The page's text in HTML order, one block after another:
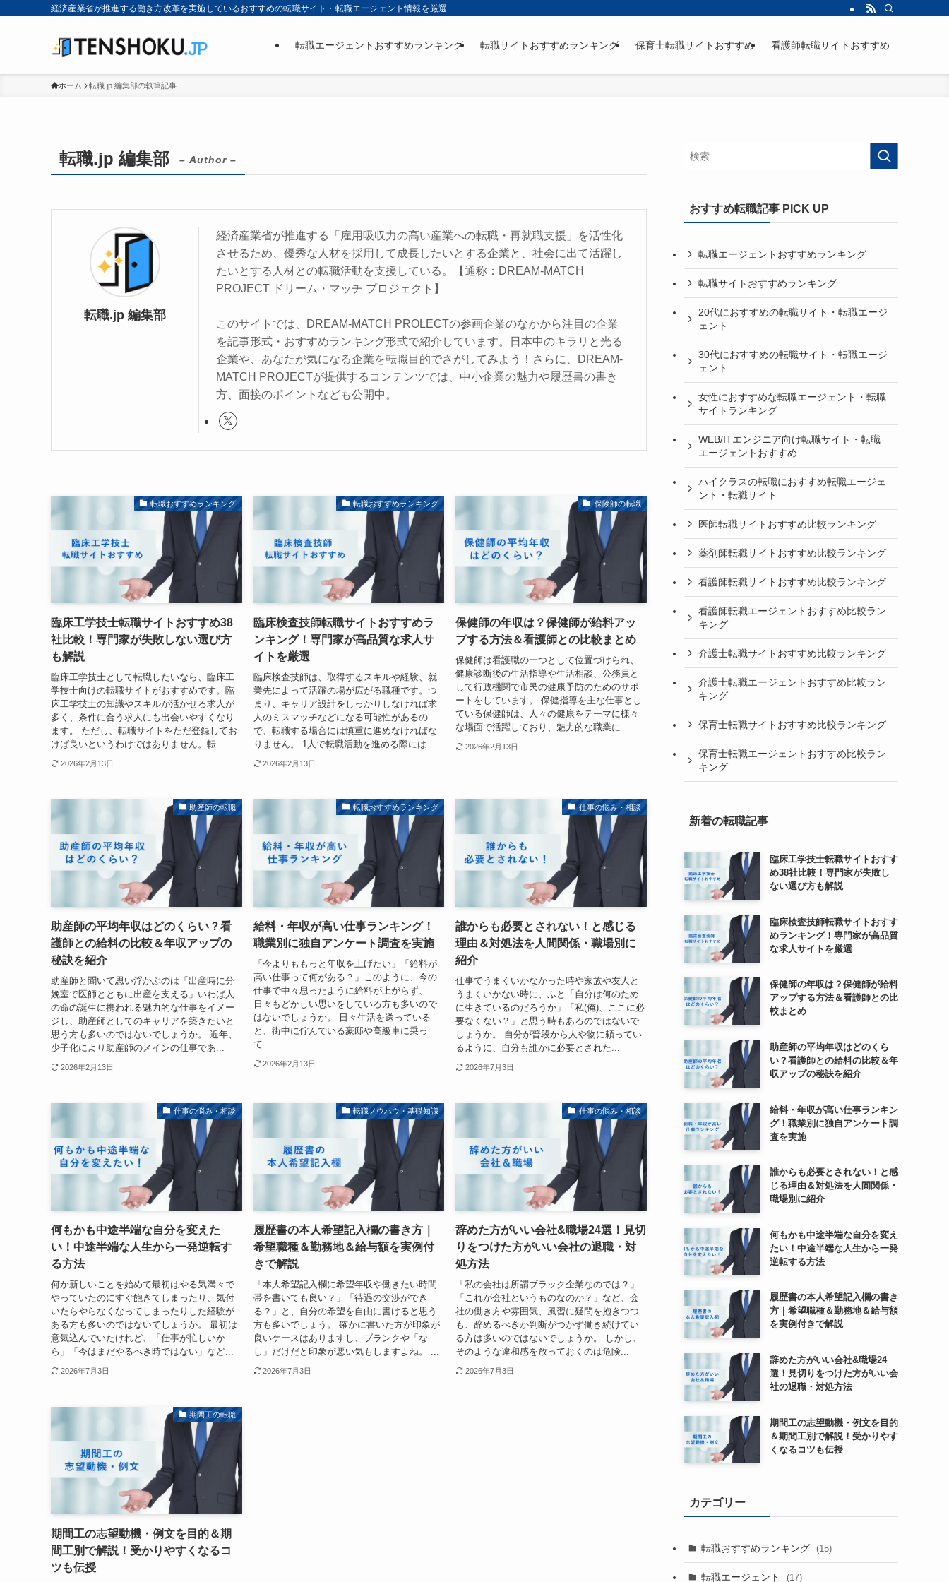
経済産業省が推進する働き方改革を実施しているおすすめの転職サイト・転職エージェント情報を厳選
転職エージェントおすすめランキング 転職サイトおすすめランキング 保育士転職サイトおすすめ 看護師転職サイトおすすめ
ホーム 転職.jp 編集部の執筆記事
転職.jp 編集部 – Author –
転職.jp 編集部
経済産業省が推進する「雇用吸収力の高い産業への転職・再就職支援」を活性化
させるため、優秀な人材を採用して成長したいとする企業と、社会に出て活躍し
たいとする人材との転職活動を支援している。【通称：DREAM-MATCH
PROJECT ドリーム・マッチ プロジェクト】
このサイトでは、DREAM-MATCH PROLECTの参画企業のなかから注目の企業
を記事形式・おすすめランキング形式で紹介しています。日本中のキラリと光る
企業や、あなたが気になる企業を転職目的でさがしてみよう！さらに、DREAM-
MATCH PROJECTが提供するコンテンツでは、中小企業の魅力や履歴書の書き
方、面接のポイントなども公開中。
転職おすすめランキング
臨床工学技士転職サイトおすすめ38
社比較！専門家が失敗しない選び方
も解説
臨床工学技士として転職したいなら、臨床工
学技士向けの転職サイトがおすすめです。臨
床工学技士の知識やスキルが活かせる求人が
多く、条件に合う求人にも出会いやすくなり
ます。 ただし、転職サイトをただ登録してお
けば良いというわけではありません。転...
2026年2月13日
転職おすすめランキング
臨床検査技師転職サイトおすすめラ
ンキング！専門家が高品質な求人サ
イトを厳選
臨床検査技師は、取得するスキルや経験、就
業先によって活躍の場が広がる職種です。つ
まり、キャリア設計をしっかりしなければ求
人のミスマッチなどになる可能性があるの
で、転職する場合には慎重に進めなければな
りません。 1人で転職活動を進める際には...
2026年2月13日
保険師の転職
保健師の年収は？保健師が給料アッ
プする方法＆看護師との比較まとめ
保健師は看護職の一つとして位置づけられ、
健康診断後の生活指導や生活相談、公務員と
して行政機関で市民の健康予防のためのサポ
ートをしています。 保健指導を主な仕事とし
ている保健師は、人々の健康をテーマに様々
な場面で活躍しており、魅力的な職業に...
2026年2月13日
助産師の転職
助産師の平均年収はどのくらい？看
護師との給料の比較＆年収アップの
秘訣を紹介
助産師と聞いて思い浮かぶのは「出産時に分
娩室で医師とともに出産を支える」いわば人
の命の誕生に携われる魅力的な仕事をイメー
ジし、助産師としてのキャリアを築きたいと
思う方も多いのではないでしょうか。 近年、
少子化により助産師のメインの仕事であ...
2026年2月13日
転職おすすめランキング
給料・年収が高い仕事ランキング！
職業別に独自アンケート調査を実施
「今よりももっと年収を上げたい」「給料が
高い仕事って何がある？」このように、今の
仕事で中々思ったように給料が上がらず、
日々もどかしい思いをしている方も多いので
はないでしょうか。 日々生活を送っている
と、街中に佇んでいる豪邸や高級車に乗っ
て...
2026年2月13日
仕事の悩み・相談
誰からも必要とされない！と感じる
理由＆対処法を人間関係・職場別に
紹介
仕事でうまくいかなかった時や家族や友人と
うまくいかない時に、ふと「自分は何のため
に生きているのだろうか」「私(俺)、ここに必
要なくない？」と思う時もあるのではないで
しょうか。 自分が普段から人や物に頼ってい
るように、自分も誰かに必要とされた...
2026年7月3日
仕事の悩み・相談
何もかも中途半端な自分を変えた
い！中途半端な人生から一発逆転す
る方法
何か新しいことを始めて最初はやる気満々で
やっていたのにすぐ飽きてしまったり、気付
いたらやらなくなってしまったりした経験が
ある方も多いのではないでしょうか。 最初は
意気込んでいたけれど、「仕事が忙しいか
ら」「今はまだやるべき時ではない」など...
2026年7月3日
転職ノウハウ・基礎知識
履歴書の本人希望記入欄の書き方｜
希望職種＆勤務地＆給与額を実例付
きで解説
「本人希望記入欄に希望年収や働きたい時間
帯を書いても良い？」「待遇の交渉ができ
る？」と、自分の希望を自由に書けると思う
方も多いでしょう。 確かに書いた方が印象が
良いケースはありますし、ブランクや「な
し」だけだと印象が悪い気もしますよね。 ...
2026年7月3日
仕事の悩み・相談
辞めた方がいい会社&職場24選！見切
りをつけた方がいい会社の退職・対
処方法
「私の会社は所謂ブラック企業なのでは？」
「これが会社というものなのか？」など、会
社の働き方や雰囲気、風習に疑問を抱きつつ
も、辞めるべきか判断がつかず働き続けてい
る方は多いのではないでしょうか。 しかし、
そのような違和感を放っておくのは危険...
2026年7月3日
期間工の転職
期間工の志望動機・例文を目的＆期
間工別で解説！受かりやすくなるコ
ツも伝授
おすすめ転職記事 PICK UP
転職エージェントおすすめランキング
転職サイトおすすめランキング
20代におすすめの転職サイト・転職エージ
ェント
30代におすすめの転職サイト・転職エージ
ェント
女性におすすめな転職エージェント・転職
サイトランキング
WEB/ITエンジニア向け転職サイト・転職
エージェントおすすめ
ハイクラスの転職におすすめ転職エージェ
ント・転職サイト
医師転職サイトおすすめ比較ランキング
薬剤師転職サイトおすすめ比較ランキング
看護師転職サイトおすすめ比較ランキング
看護師転職エージェントおすすめ比較ラン
キング
介護士転職サイトおすすめ比較ランキング
介護士転職エージェントおすすめ比較ラン
キング
保育士転職サイトおすすめ比較ランキング
保育士転職エージェントおすすめ比較ラン
キング
新着の転職記事
臨床工学技士転職サイトおすす
め38社比較！専門家が失敗し
ない選び方も解説
臨床検査技師転職サイトおすす
めランキング！専門家が高品質
な求人サイトを厳選
保健師の年収は？保健師が給料
アップする方法＆看護師との比
較まとめ
助産師の平均年収はどのくら
い？看護師との給料の比較＆年
収アップの秘訣を紹介
給料・年収が高い仕事ランキン
グ！職業別に独自アンケート調
査を実施
誰からも必要とされない！と感
じる理由＆対処法を人間関係・
職場別に紹介
何もかも中途半端な自分を変え
たい！中途半端な人生から一発
逆転する方法
履歴書の本人希望記入欄の書き
方｜希望職種＆勤務地＆給与額
を実例付きで解説
辞めた方がいい会社&職場24
選！見切りをつけた方がいい会
社の退職・対処方法
期間工の志望動機・例文を目的
＆期間工別で解説！受かりやす
くなるコツも伝授
カテゴリー
転職おすすめランキング (15)
転職エージェント (17)